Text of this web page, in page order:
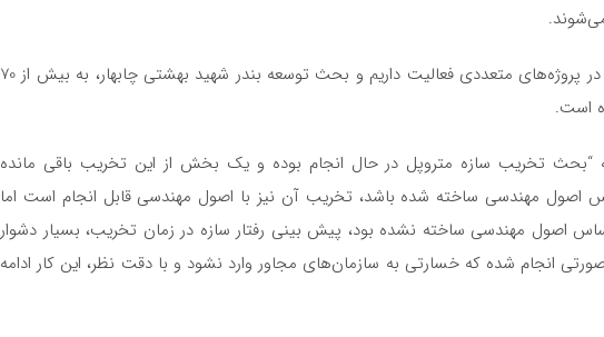
وی افزود: در بحث توسعه بنادر در پروژه‌های متعددی فعالیت داریم و بحث توسعه بندر شهید بهشتی چابهار، به بیش از 70
است.
“بحث تخریب سازه متروپل در حال انجام بوده و یک بخش از این تخریب باقی مانده
اصول مهندسی ساخته شده باشد، تخریب آن نیز با اصول مهندسی قابل انجام است اما
اصول مهندسی ساخته نشده بود، پیش بینی رفتار سازه در زمان تخریب، بسیار دشوار
انجام شده که خسارتی به سازمان‌های مجاور وارد نشود و با دقت نظر، این کار ادامه